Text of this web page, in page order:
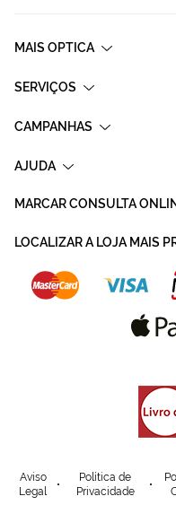
MAIS OPTICA
SERVIÇOS
CAMPANHAS
AJUDA
MARCAR CONSULTA
LOCALIZAR A LOJA MAIS
Aviso
Legal
Política de
Privacidade